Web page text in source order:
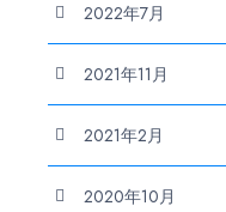
2022年7月
2021年11月
2021年2月
2020年10月